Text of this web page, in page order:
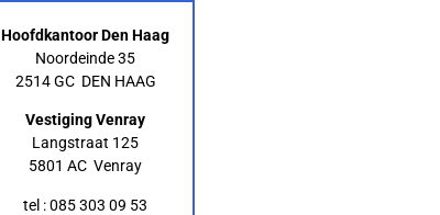
Hoofdkantoor Den Haag
Noordeinde 35
2514 GC DEN HAAG
Vestiging Venray
Langstraat 125
5801 AC Venray
tel : 085 303 09 53